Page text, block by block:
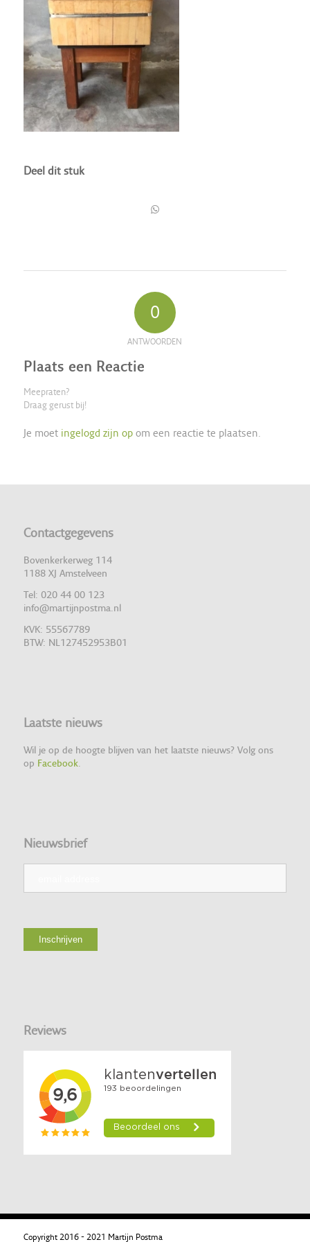
Deel dit stuk
0
ANTWOORDEN
Plaats een Reactie
Meepraten?
Draag gerust bij!
Je moet ingelogd zijn opom een reactie te plaatsen.
Contactgegevens
Bovenkerkerweg 114
1188 XJ Amstelveen
Tel: 020 44 00 123
info@martijnpostma.nl
KVK: 55567789
BTW: NL127452953B01
Laatste nieuws
Wil je op de hoogte blijven van het laatste nieuws? Volg ons
op Facebook.
Nieuwsbrief
Reviews
Copyright 2016 - 2021 Martijn Postma